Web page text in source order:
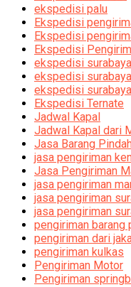
ekspedisi palu
Ekspedisi
Ekspedisi
Ekspedisi
ekspedisi surabaya
ekspedisi
ekspedisi
Ekspedisi Ternate
Jadwal Kapal
Jadwal Kapal dari
Jasa Barang
jasa pengiriman
Jasa Pengiriman
jasa pengiriman
jasa pengiriman
jasa pengiriman
pengiriman barang
pengiriman dari
pengiriman kulkas
Pengiriman Motor
Pengiriman